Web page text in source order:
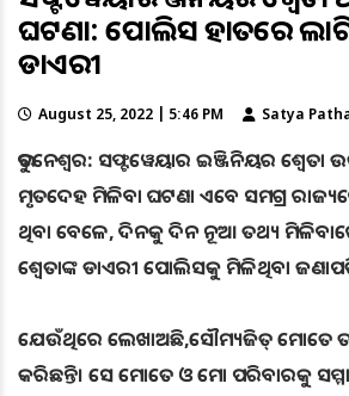
ଘଟଣା: ପୋଲିସ ହାତରେ
ଡାଏରୀ
August 25, 2022 | 5:46 PM Satya
ଭୁବନେଶ୍ୱର: ସଫ୍ଟୱେୟାର ଇଞ୍ଜିନିୟର ଶ୍ୱେତା
ମୃତଦେହ ମିଳିବା ଘଟଣା ଏବେ ସମଗ୍ର
ଥିବା ବେଳେ, ଦିନକୁ ଦିନ ନୂଆ ତଥ୍ୟ
ଶ୍ୱେତାଙ୍କ ଡାଏରୀ ପୋଲିସକୁ ମିଳିଥିବା
ଯେଉଁଥିରେ ଲେଖାଅଛି,ସୌମ୍ୟଜିତ୍‌ ମୋତେ ତାଙ୍କ
କରିଛନ୍ତି। ସେ ମୋତେ ଓ ମୋ ପରିବାରକୁ